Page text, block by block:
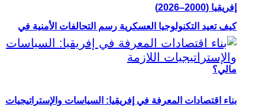
كيف تعيد التكنولوجيا العسكرية رسم التحالفات الأمنية في
مالي؟
إفريقيا (2000–2026)
بناء اقتصادات المعرفة في إفريقيا: السياسات والإستراتيجيات